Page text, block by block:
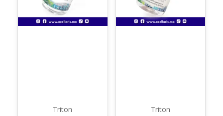
Triton
Triton